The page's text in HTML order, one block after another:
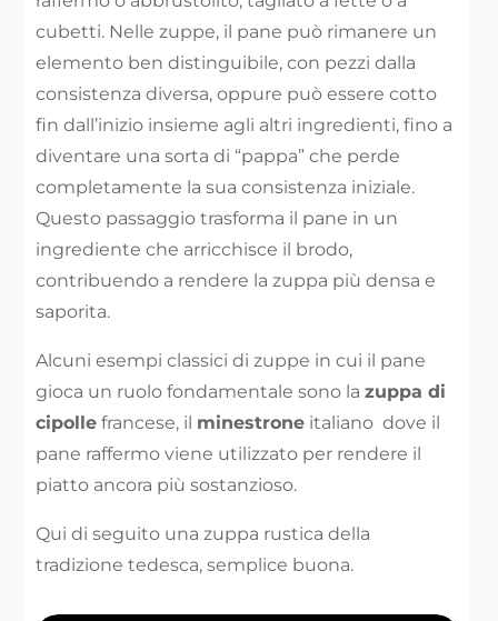
cubetti. Nelle zuppe, il pane può rimanere un
elemento ben distinguibile, con pezzi dalla
consistenza diversa, oppure può essere cotto
fin dall’inizio insieme agli altri ingredienti, fino a
diventare una sorta di “pappa” che perde
completamente la sua consistenza iniziale.
Questo passaggio trasforma il pane in un
ingrediente che arricchisce il brodo,
contribuendo a rendere la zuppa più densa e
saporita.
Alcuni esempi classici di zuppe in cui il pane
gioca un ruolo fondamentale sono lazuppa di
cipolle francese, il minestrone italiano dove il
pane raffermo viene utilizzato per rendere il
piatto ancora più sostanzioso.
Qui di seguito una zuppa rustica della
tradizione tedesca, semplice buona.